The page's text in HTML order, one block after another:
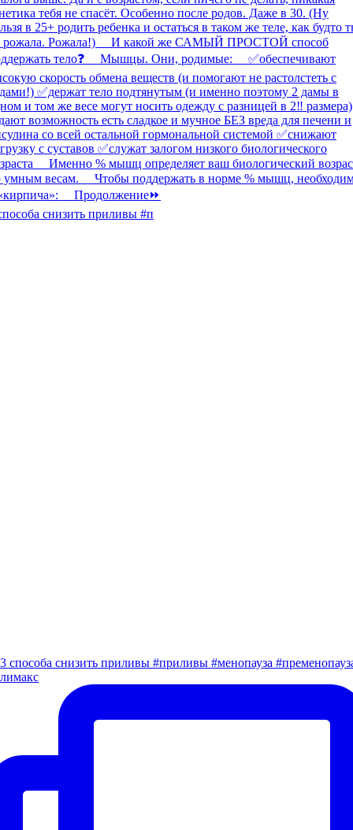
снизить приливы #п